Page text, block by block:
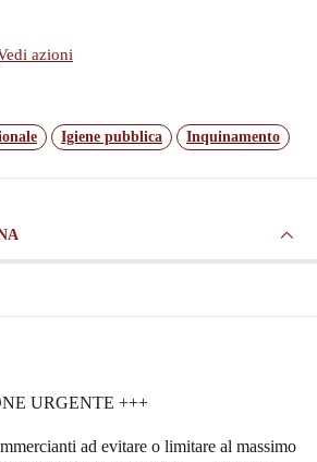
azioni
Igiene pubblica Inquinamento
URGENTE +++
ad evitare o limitare al massimo